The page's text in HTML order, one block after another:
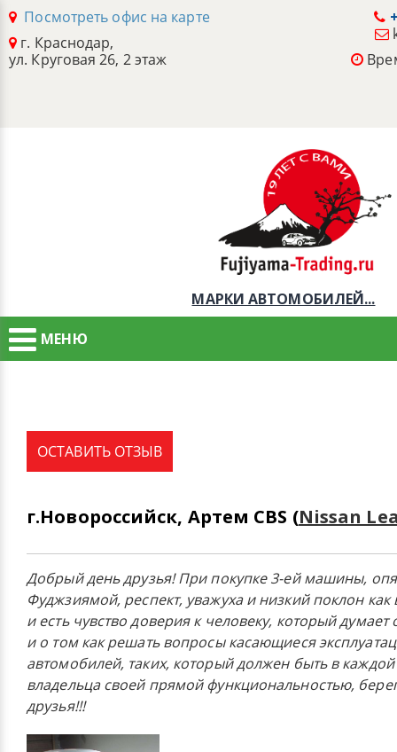
Посмотреть офис на карте
г. Краснодар,
ул. Круговая 26, 2 этаж
МАРКИ АВТОМОБИЛЕЙ...
МЕНЮ
ОСТАВИТЬ ОТЗЫВ
г.Новороссийск, Артем CBS (Nissan
Добрый день друзья! При покупке 3-ей машины,
Фуджзиямой, респект, уважуха и низкий поклон
и есть чувство доверия к человеку, который
и о том как решать вопросы касающиеся
автомобилей, таких, который должен быть в
владельца своей прямой функциональностью,
друзья!!!